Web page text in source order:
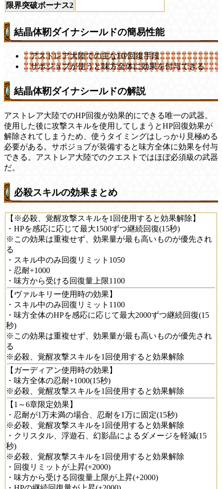
限界突破ボーナス2
結晶体靭ダイナシールドの簡易性能
アストレア大陸での主なHP回復手段
サポジョブが使うと味方全体に効果を付与できる
結晶体靭ダイナシールドの解説
アストレア大陸でのHP回復が効果的にできる唯一の武器。
使用した後に攻撃スキルを使用してしまうとHP回復効果が
解除されてしまうため、使うタイミングはしっかり見極める
必要がある。サポジョブが装備すると味方全体に効果を付与
できる。アストレア大陸でのクエストではほぼ必須級の武器
だ。
必殺スキルの効果まとめ
【※必殺、覚醒攻撃スキルを1回使用すると効果解除】
・HPを感応に応じて最大1500ずつ継続回復(15秒)
※この効果は重複せず、効果量が最も高いものが優先され
る
・スキル中のみ回復リミット1050
・忍耐+1000
・味方から受ける回復量上限1100
【ヴァルキリー使用時の効果】
・スキル中のみ回復リミット1100
・味方全体のHPを感応に応じて最大2000ずつ継続回復(15
秒)
※この効果は重複せず、効果量が最も高いものが優先され
る
※必殺、覚醒攻撃スキルを1回使用すると効果解除
【ガーディアン使用時の効果】
・味方全体の忍耐+1000(15秒)
※必殺、覚醒攻撃スキルを1回使用すると効果解除
【1～6章限定効果】
・忍耐が1万未満の場合、忍耐を1万に固定(15秒)
※必殺、覚醒攻撃スキルを1回使用すると効果解除
・クリスタル、浮遊石、幻影晶によるダメージを軽減(15
秒)
※必殺、覚醒攻撃スキルを1回使用すると効果解除
・回復リミットが上昇(+2000)
・味方から受ける回復量上限が上昇(+2000)